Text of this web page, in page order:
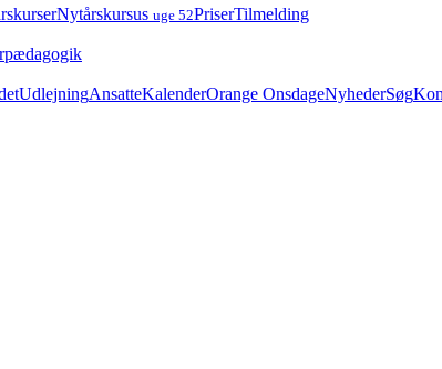
Nytårskursus uge 52PriserTilmelding
UdlejningAnsatteKalenderOrange OnsdageNyhederSøg